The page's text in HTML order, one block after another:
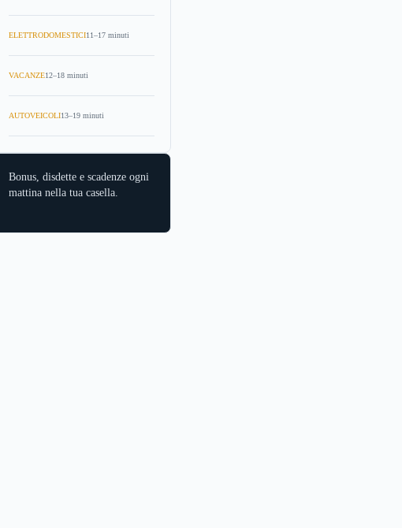
ELETTRODOMESTICI11–17 minuti
VACANZE12–18 minuti
AUTOVEICOLI13–19 minuti
Bonus, disdette e scadenze ogni
mattina nella tua casella.